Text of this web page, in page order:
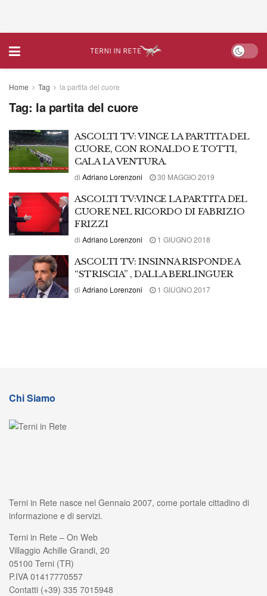
Home Tag la partita del cuore
Tag: la partita del cuore
ASCOLTI TV: VINCE LA PARTITA DEL
CUORE, CON RONALDO E TOTTI,
CALA LA VENTURA.
di Adriano Lorenzoni 30 MAGGIO 2019
ASCOLTI TV:VINCE LA PARTITA DEL
CUORE NEL RICORDO DI FABRIZIO
FRIZZI
di Adriano Lorenzoni 1 GIUGNO 2018
ASCOLTI TV: INSINNA RISPONDE A
“STRISCIA” , DALLA BERLINGUER
di Adriano Lorenzoni 1 GIUGNO 2017
Chi Siamo
Terni in Rete nasce nel Gennaio 2007, come portale cittadino di
informazione e di servizi.
Terni in Rete – On Web
Villaggio Achille Grandi, 20
05100 Terni (TR)
P.IVA 01417770557
Contatti (+39) 335 7015948